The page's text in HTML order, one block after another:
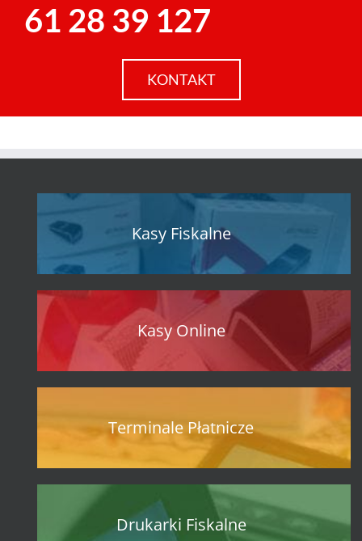
61 28 39 127
KONTAKT
Kasy Fiskalne
Kasy Online
Terminale Płatnicze
Drukarki Fiskalne